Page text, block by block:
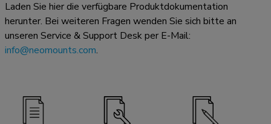
Laden Sie hier die verfügbare Produktdokumentation
herunter. Bei weiteren Fragen wenden Sie sich bitte an
unseren Service & Support Desk per E-Mail:
info@neomounts.com.